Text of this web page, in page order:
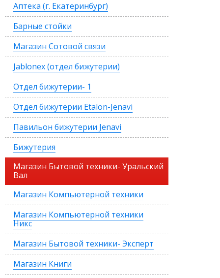
Аптека (г. Екатеринбург)
Барные стойки
Магазин Сотовой связи
Jablonex (отдел бижутерии)
Отдел бижутерии- 1
Отдел бижутерии Etalon-Jenavi
Павильон бижутерии Jenavi
Бижутерия
Магазин Бытовой техники- Уральский
Вал
Магазин Компьютерной техники
Магазин Компьютерной техники
Никс
Магазин Бытовой техники- Эксперт
Магазин Книги